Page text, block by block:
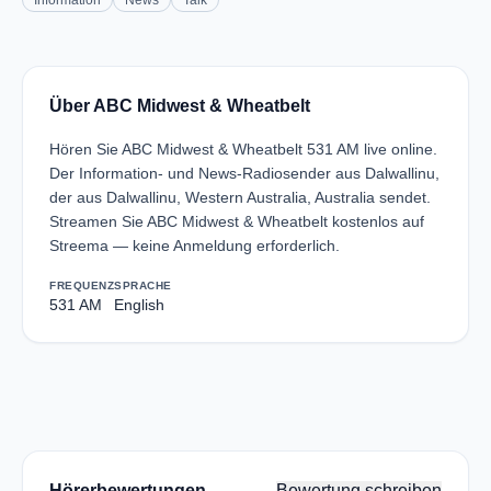
Über ABC Midwest & Wheatbelt
Hören Sie ABC Midwest & Wheatbelt 531 AM live online.
Der Information- und News-Radiosender aus Dalwallinu,
der aus Dalwallinu, Western Australia, Australia sendet.
Streamen Sie ABC Midwest & Wheatbelt kostenlos auf
Streema — keine Anmeldung erforderlich.
FREQUENZ
531 AM
SPRACHE
English